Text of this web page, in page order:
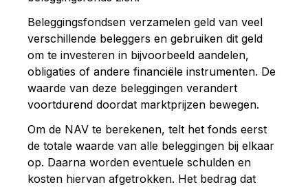
Beleggingsfondsen verzamelen geld van veel
verschillende beleggers en gebruiken dit geld
om te investeren in bijvoorbeeld aandelen,
obligaties of andere financiële instrumenten. De
waarde van deze beleggingen verandert
voortdurend doordat marktprijzen bewegen.
Om de NAV te berekenen, telt het fonds eerst
de totale waarde van alle beleggingen bij elkaar
op. Daarna worden eventuele schulden en
kosten hiervan afgetrokken. Het bedrag dat